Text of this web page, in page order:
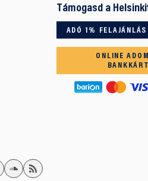
Támogasd a
ADÓ 1% FELAJÁNLÁS
ONLINE